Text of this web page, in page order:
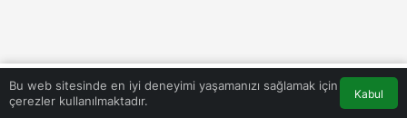
Bu web sitesinde en iyi deneyimi yaşamanızı sağlamak için
çerezler kullanılmaktadır.
Kabul
0